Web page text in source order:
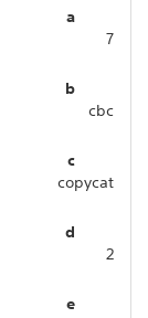
a
7
b
cbc
c
copycat
d
2
e